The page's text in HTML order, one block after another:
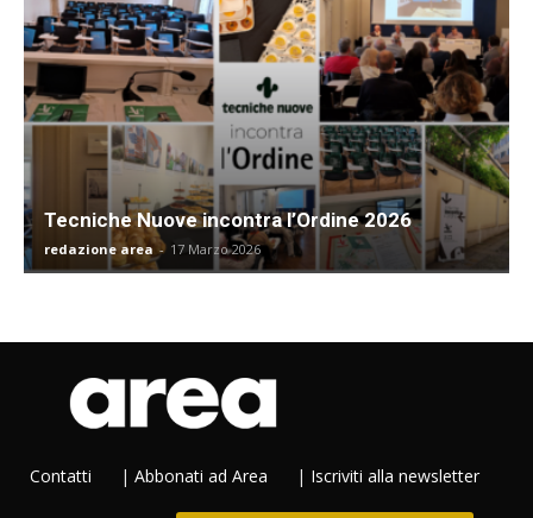
Tecniche Nuove incontra l’Ordine 2026
redazione area - 17 Marzo 2026
Contatti | Abbonati ad Area | Iscriviti alla newsletter